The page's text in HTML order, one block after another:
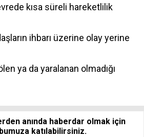
kısa süreli hareketlilik
ihbarı üzerine olay yerine
ya da yaralanan olmadığı
anında haberdar olmak için
katılabilirsiniz.